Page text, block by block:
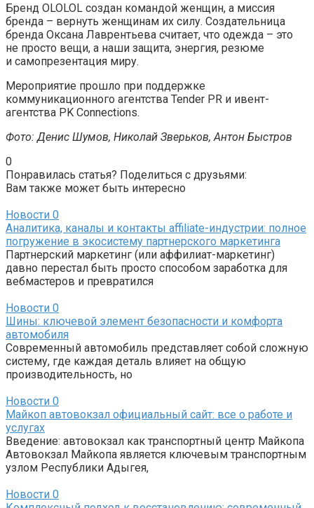
Бренд OLOLOL создан командой женщин, а миссия
бренда – вернуть женщинам их силу. Создательница
бренда Оксана Лаврентьева считает, что одежда – это
не просто вещи, а наши защита, энергия, резюме
и самопрезентация миру.
Мероприятие прошло при поддержке
коммуникационного агентства Tender PR и ивент-
агентства PK Connections.
Фото: Денис Шумов, Николай Зверьков, Антон Быстров
0
Понравилась статья? Поделиться с друзьями:
Вам также может быть интересно
Новости 0
Аналитика, каналы и контакты affiliate-индустрии: полное
погружение в экосистему партнерского маркетинга
Партнерский маркетинг (или аффилиат-маркетинг)
давно перестал быть просто способом заработка для
вебмастеров и превратился
Новости 0
Шины: ключевой элемент безопасности и комфорта
автомобиля
Современный автомобиль представляет собой сложную
систему, где каждая деталь влияет на общую
производительность, но
Новости 0
Майкоп автовокзал официальный сайт: все о работе и
услугах
Введение: автовокзал как транспортный центр Майкопа
Автовокзал Майкопа является ключевым транспортным
узлом Республики Адыгея,
Новости 0